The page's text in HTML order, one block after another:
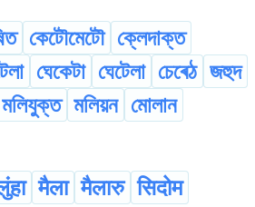
কেটৌমেটৌ ক্লেদাক্ত
ঘেকেটা ঘেটেলা চেৰেঠ জহুদ
মলিযুক্ত মলিয়ন মোলান
मैला मैलारु सिदोम